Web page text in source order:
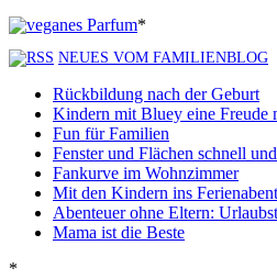
*
NEUES VOM FAMILIENBLOG
Rückbildung nach der Geburt
Kindern mit Bluey eine Freude
Fun für Familien
Fenster und Flächen schnell
Fankurve im Wohnzimmer
Mit den Kindern ins
Abenteuer ohne Eltern:
Mama ist die Beste
*